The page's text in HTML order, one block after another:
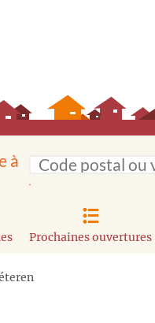
à
Prochaines ouvertures